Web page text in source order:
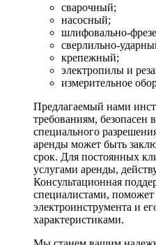
сварочный;
насосный;
шлифовально-
сверлильно-
крепежный;
электропилы и
измерительное
Предлагаемый нами
требованиям, безопасен
специального
аренды может быть
срок. Для постоянных
услугами аренды,
Консультационная
специалистами,
электроинструмента и
характеристиками.